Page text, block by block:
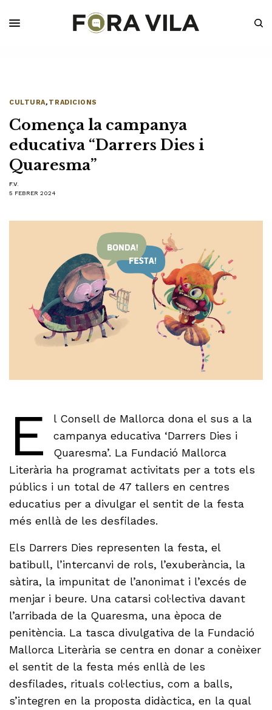
CULTURA, TRADICIONS
Comença la campanya
educativa “Darrers Dies i
Quaresma”
F.V.
5 FEBRER 2024
E
l Consell de Mallorca dona el sus a la
campanya educativa ‘Darrers Dies i
Quaresma’. La Fundació Mallorca
Literària ha programat activitats per a tots els
públics i un total de 47 tallers en centres
educatius per a divulgar el sentit de la festa
més enllà de les desfilades.
Els Darrers Dies representen la festa, el
batibull, l’intercanvi de rols, l’exuberància, la
sàtira, la impunitat de l’anonimat i l’excés de
menjar i beure. Una catarsi col·lectiva davant
l’arribada de la Quaresma, una època de
penitència. La tasca divulgativa de la Fundació
Mallorca Literària se centra en donar a conèixer
el sentit de la festa més enllà de les
desfilades, rituals col·lectius, com a balls,
s’integren en la proposta didàctica, en la qual